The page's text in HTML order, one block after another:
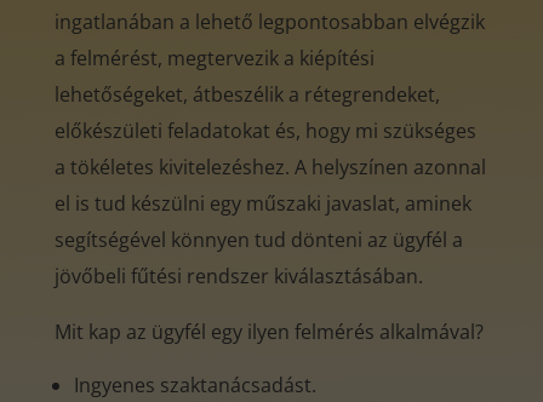
ingatlanában a lehető legpontosabban elvégzik
a felmérést, megtervezik a kiépítési
lehetőségeket, átbeszélik a rétegrendeket,
előkészületi feladatokat és, hogy mi szükséges
a tökéletes kivitelezéshez. A helyszínen azonnal
el is tud készülni egy műszaki javaslat, aminek
segítségével könnyen tud dönteni az ügyfél a
jövőbeli fűtési rendszer kiválasztásában.
Mit kap az ügyfél egy ilyen felmérés alkalmával?
Ingyenes szaktanácsadást.